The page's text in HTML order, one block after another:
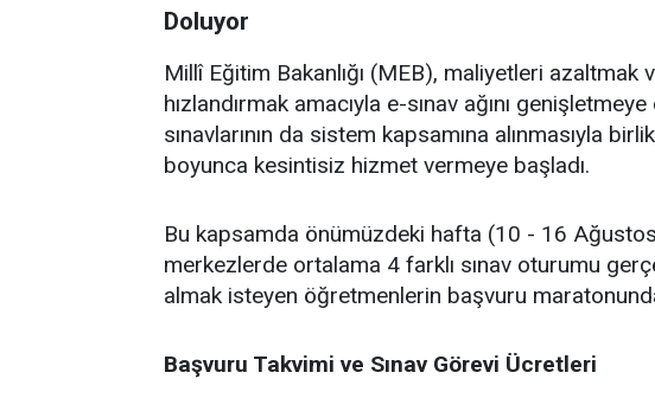
Doluyor
Millî Eğitim Bakanlığı (MEB), maliyetleri
hızlandırmak amacıyla e-sınav ağını
sınavlarının da sistem kapsamına alınmasıyla
boyunca kesintisiz hizmet vermeye başladı.
Bu kapsamda önümüzdeki hafta (10 - 16
merkezlerde ortalama 4 farklı sınav oturumu
almak isteyen öğretmenlerin başvuru
Başvuru Takvimi ve Sınav Görevi Ücretleri